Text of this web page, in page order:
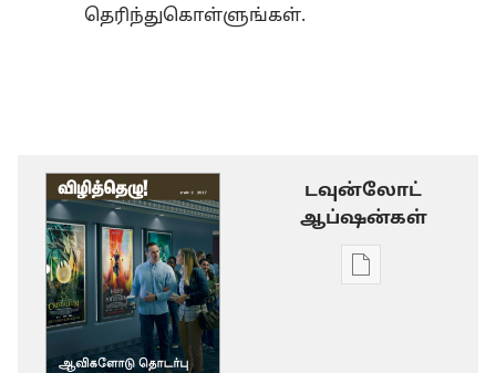
தெரிந்துகொள்ளுங்கள்.
டவுன்லோட்
ஆப்ஷன்கள்
டிஜிட்டல்